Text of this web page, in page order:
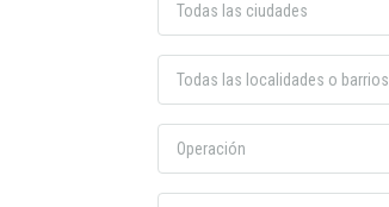
Todas las ciudades
Todas las localidades o barrios
Operación